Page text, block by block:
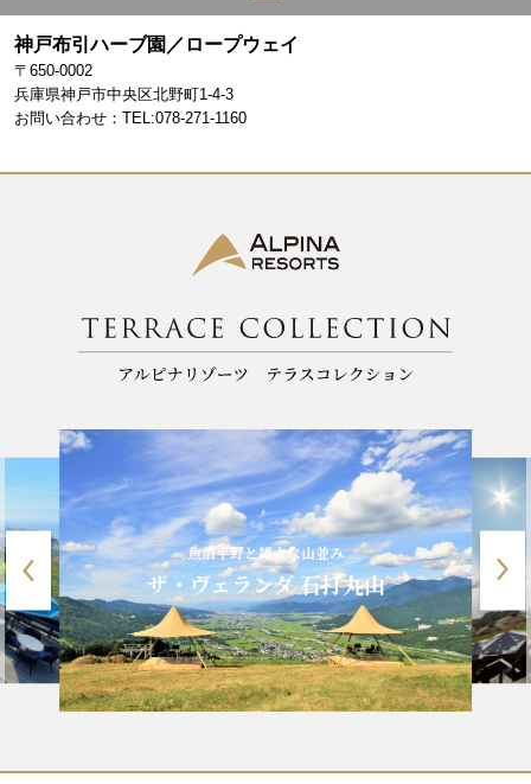
e
k
gr
神戸布引ハーブ園／ロープウェイ
〒650-0002
兵庫県神戸市中央区北野町1-4-3
お問い合わせ：TEL:078-271-1160
魚沼平野と雄大な山並み
ザ・ヴェランダ 石打丸山